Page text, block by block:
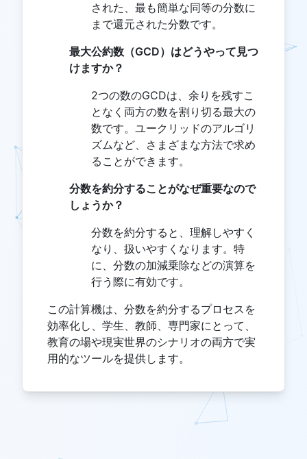
された、最も簡単な同等の分数に
まで還元された分数です。
最大公約数（GCD）はどうやって見つ
けますか？
2つの数のGCDは、余りを残すこ
となく両方の数を割り切る最大の
数です。ユークリッドのアルゴリ
ズムなど、さまざまな方法で求め
ることができます。
分数を約分することがなぜ重要なので
しょうか？
分数を約分すると、理解しやすく
なり、扱いやすくなります。特
に、分数の加減乗除などの演算を
行う際に有効です。
この計算機は、分数を約分するプロセスを
効率化し、学生、教師、専門家にとって、
教育の場や現実世界のシナリオの両方で実
用的なツールを提供します。